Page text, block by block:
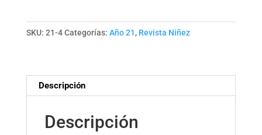
Año
21
SKU: 21-4 Categorías: Año 21, Revista Niñez
Descripción
Descripción